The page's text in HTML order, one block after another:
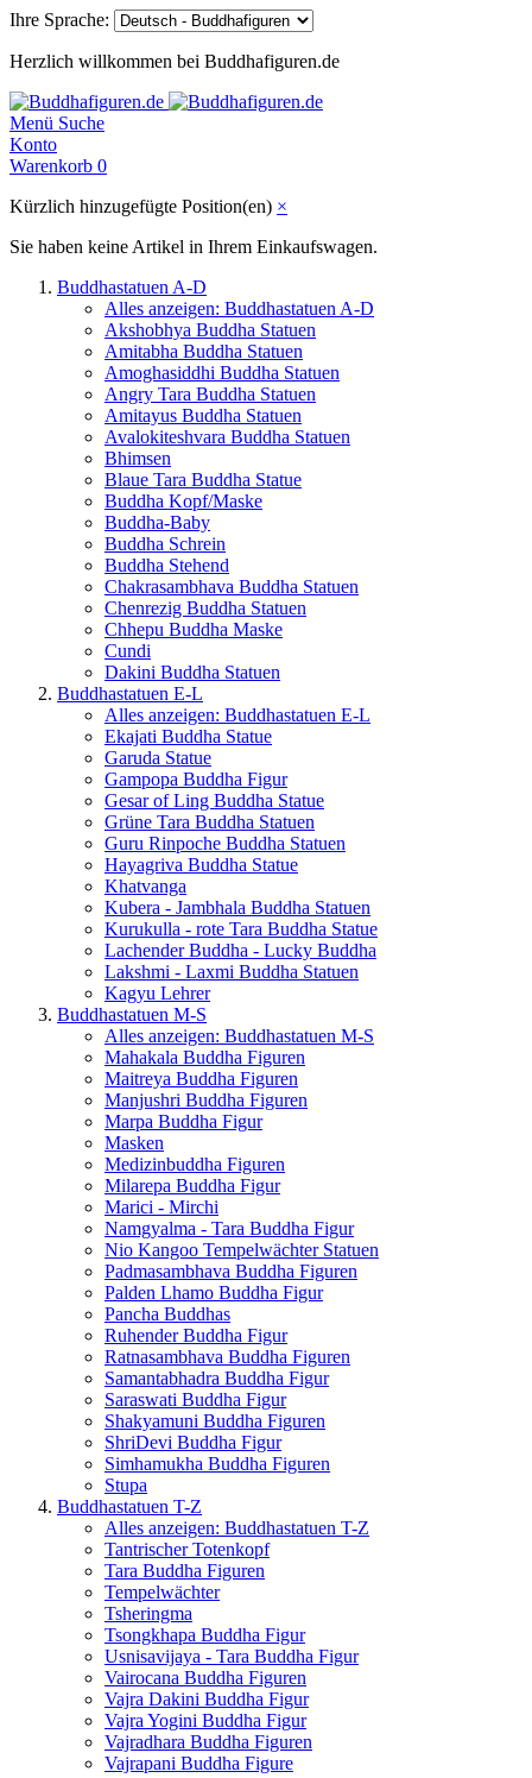
Ihre Sprache:
Herzlich willkommen bei Buddhafiguren.de
Menü Suche
Konto
Warenkorb 0
Kürzlich hinzugefügte Position(en) ×
Sie haben keine Artikel in Ihrem Einkaufswagen.
Buddhastatuen A-D
Alles anzeigen: Buddhastatuen A-D
Akshobhya Buddha Statuen
Amitabha Buddha Statuen
Amoghasiddhi Buddha Statuen
Angry Tara Buddha Statuen
Amitayus Buddha Statuen
Avalokiteshvara Buddha Statuen
Bhimsen
Blaue Tara Buddha Statue
Buddha Kopf/Maske
Buddha-Baby
Buddha Schrein
Buddha Stehend
Chakrasambhava Buddha Statuen
Chenrezig Buddha Statuen
Chhepu Buddha Maske
Cundi
Dakini Buddha Statuen
Buddhastatuen E-L
Alles anzeigen: Buddhastatuen E-L
Ekajati Buddha Statue
Garuda Statue
Gampopa Buddha Figur
Gesar of Ling Buddha Statue
Grüne Tara Buddha Statuen
Guru Rinpoche Buddha Statuen
Hayagriva Buddha Statue
Khatvanga
Kubera - Jambhala Buddha Statuen
Kurukulla - rote Tara Buddha Statue
Lachender Buddha - Lucky Buddha
Lakshmi - Laxmi Buddha Statuen
Kagyu Lehrer
Buddhastatuen M-S
Alles anzeigen: Buddhastatuen M-S
Mahakala Buddha Figuren
Maitreya Buddha Figuren
Manjushri Buddha Figuren
Marpa Buddha Figur
Masken
Medizinbuddha Figuren
Milarepa Buddha Figur
Marici - Mirchi
Namgyalma - Tara Buddha Figur
Nio Kangoo Tempelwächter Statuen
Padmasambhava Buddha Figuren
Palden Lhamo Buddha Figur
Pancha Buddhas
Ruhender Buddha Figur
Ratnasambhava Buddha Figuren
Samantabhadra Buddha Figur
Saraswati Buddha Figur
Shakyamuni Buddha Figuren
ShriDevi Buddha Figur
Simhamukha Buddha Figuren
Stupa
Buddhastatuen T-Z
Alles anzeigen: Buddhastatuen T-Z
Tantrischer Totenkopf
Tara Buddha Figuren
Tempelwächter
Tsheringma
Tsongkhapa Buddha Figur
Usnisavijaya - Tara Buddha Figur
Vairocana Buddha Figuren
Vajra Dakini Buddha Figur
Vajra Yogini Buddha Figur
Vajradhara Buddha Figuren
Vajrapani Buddha Figure